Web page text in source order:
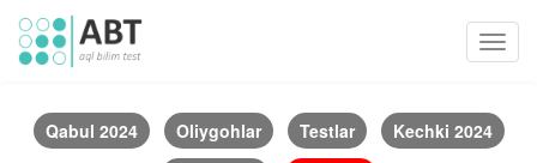
Qabul 2024 Oliygohlar Testlar
Kechki 2024